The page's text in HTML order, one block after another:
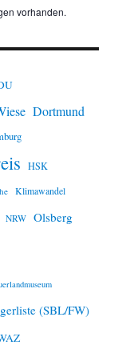
vorhanden.
Dortmund
HSK
Klimawandel
NRW Olsberg
(SBL/FW)